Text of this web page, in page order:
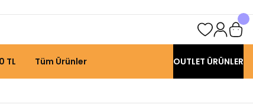
TL Tüm Ürünler OUTLET ÜRÜNLER